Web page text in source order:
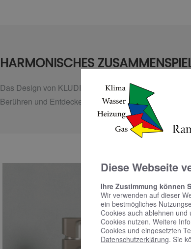
HARMONISCHES
Das Design von KLUDI-RENON schafft eine
Berühren und Entdecken ein.
Diese Webseite
Ihre Zustimmung können
Wir verwenden auf dieser
ein bestmögliches
Cookies auch ablehnen
Cookies nutzen. Weitere
Cookies und eingesetzten
Datenschutzerklärung. Sie